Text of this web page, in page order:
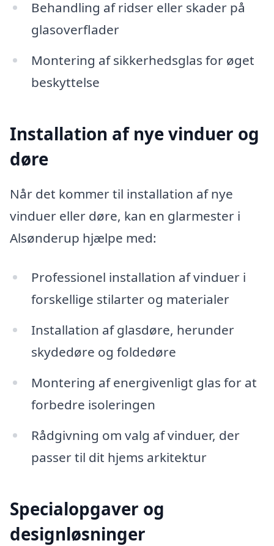
Behandling af ridser eller skader på
glasoverflader
Montering af sikkerhedsglas for øget
beskyttelse
Installation af nye vinduer og
døre
Når det kommer til installation af nye
vinduer eller døre, kan en glarmester i
Alsønderup hjælpe med:
Professionel installation af vinduer i
forskellige stilarter og materialer
Installation af glasdøre, herunder
skydedøre og foldedøre
Montering af energivenligt glas for at
forbedre isoleringen
Rådgivning om valg af vinduer, der
passer til dit hjems arkitektur
Specialopgaver og
designløsninger